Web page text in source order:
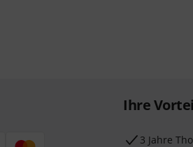
Ihre
3 Jahre